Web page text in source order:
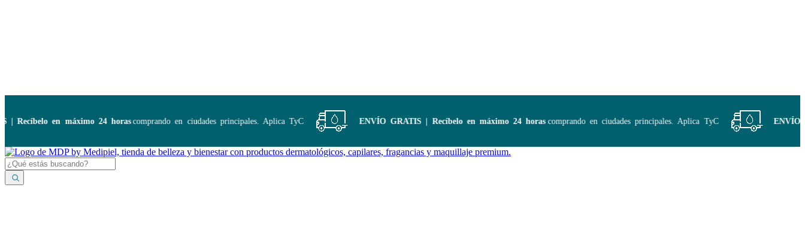
en máximo 24 horascomprando en ciudades principales. Aplica TyC ENVÍO GRATIS | Recíbelo en máximo 24 horascomprando en ciudades principales. Aplica TyC ENVÍO